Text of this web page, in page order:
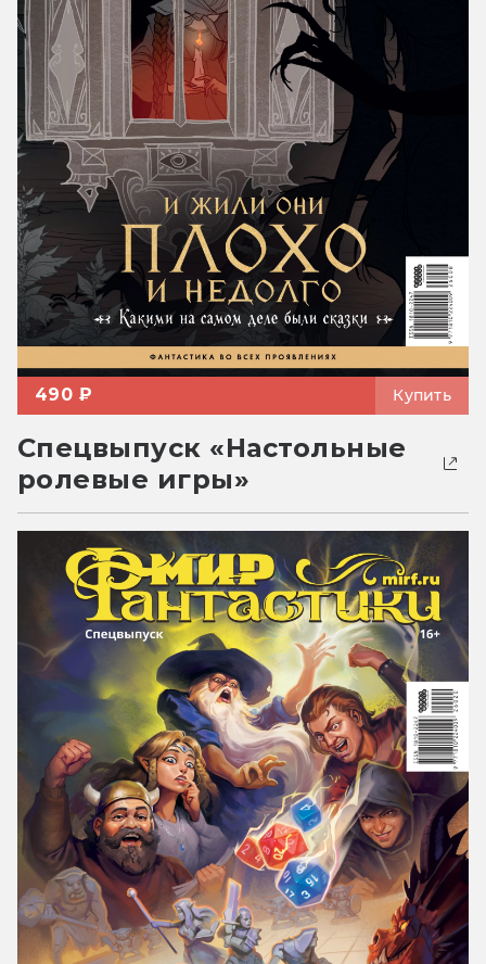
490 ₽ Купить
Спецвыпуск «Настольные
ролевые игры»